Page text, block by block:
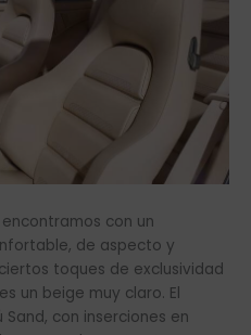
con un
de aspecto y
toques de exclusividad
un beige muy claro. El
con inserciones en